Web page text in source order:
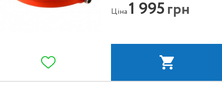
Ціна1 995грн